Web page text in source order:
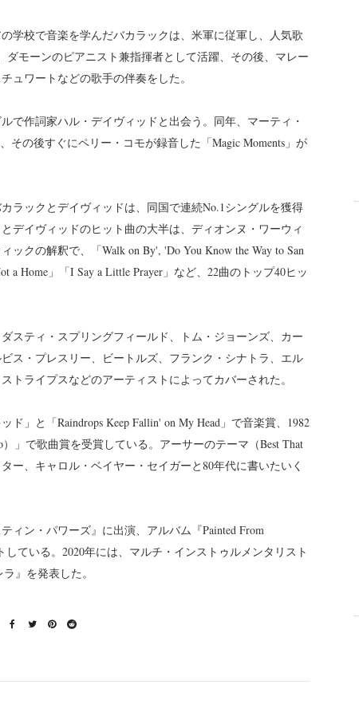
学校で音楽を学んだバカラックは、米軍に従軍し、人気歌
モーンのピアニスト兼指揮者として活躍、その後、マレー
ュワートなどの歌手の伴奏をした。
で作詞家ハル・デイヴィッドと出会う。同年、マーティ・
その後すぐにペリー・コモが録音した「Magic Moments」が
ラックとデイヴィッドは、同国で連続No.1シングルを獲得
デイヴィッドのヒット曲の大半は、ディオンヌ・ワーウィ
クの解釈で、「Walk on By', 'Do You Know the Way to San
a Home」「I Say a Little Prayer」など、22曲のトップ40ヒッ
スティ・スプリングフィールド、トム・ジョーンズ、カー
ス・プレスリー、ビートルズ、フランク・シナトラ、エル
トライプスなどのアーティストによってカバーされた。
」と「Raindrops Keep Fallin' on My Head」で音楽賞、1982
」で歌曲賞を受賞している。アーサーのテーマ（Best That
ー、キャロル・ベイヤー・セイガーと80年代に書いたいく
ィン・パワーズ』に出演、アルバム『Painted From
ている。2020年には、マルチ・インストゥルメンタリスト
』を発表した。